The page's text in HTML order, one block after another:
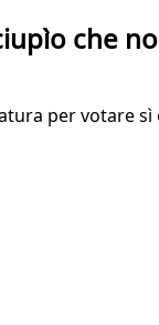
che
per votare